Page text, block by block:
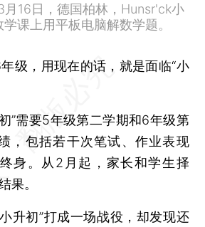
16日，德国柏林，Hunsr'ck小
课上用平板电脑解数学题。
，用现在的话，就是面临“小
需要5年级第二学期和6年级第
，包括若干次笔试、作业表现
身。从2月起，家长和学生择
果。
初”打成一场战役，却发现还